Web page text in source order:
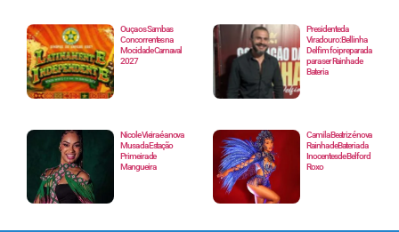
Ouça os Sambas
Concorrentes na
Mocidade Carnaval
2027
Presidente da
Viradouro: Bellinha
Delfim foi preparada
para ser Rainha de
Bateria
Nicole Vieira é a nova
Musa da Estação
Primeira de
Mangueira
Camila Beatriz é nova
Rainha de Bateria da
Inocentes de Belford
Roxo